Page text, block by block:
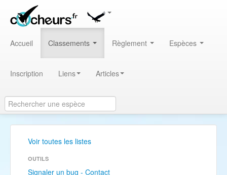
Accueil Classements Règlement Espèces
Inscription Liens Articles
Voir toutes les listes
OUTILS
Signaler un bug - Contact